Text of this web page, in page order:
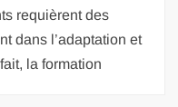
requièrent des
dans l’adaptation et
la formation